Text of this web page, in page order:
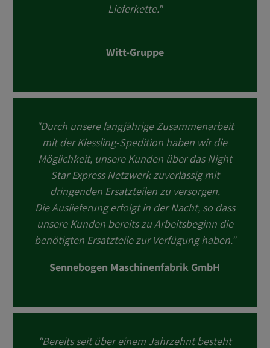
Lieferkette."
Witt-Gruppe
"Durch unsere langjährige Zusammenarbeit
mit der Kiessling-Spedition haben wir die
Möglichkeit, unsere Kunden über das Night
Star Express Netzwerk zuverlässig mit
dringenden Ersatzteilen zu versorgen.
Die Auslieferung erfolgt in der Nacht, so dass
unsere Kunden bereits zu Arbeitsbeginn die
benötigten Ersatzteile zur Verfügung haben."
Sennebogen Maschinenfabrik GmbH
"Bereits seit über einem Jahrzehnt besteht